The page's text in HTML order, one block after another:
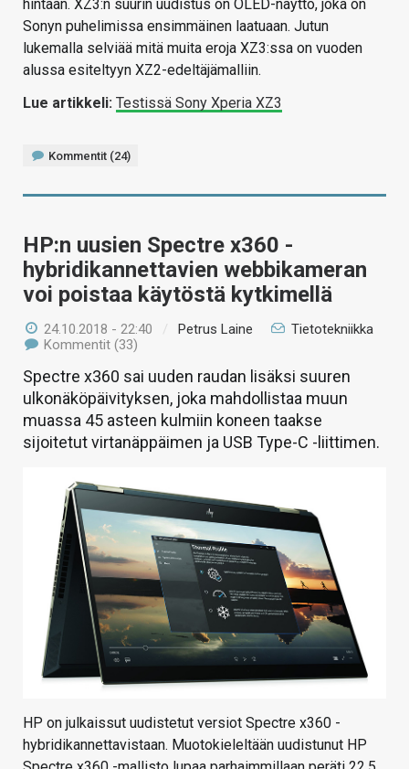
hintaan. XZ3:n suurin uudistus on OLED-näyttö, joka on
Sonyn puhelimissa ensimmäinen laatuaan. Jutun
lukemalla selviää mitä muita eroja XZ3:ssa on vuoden
alussa esiteltyyn XZ2-edeltäjämalliin.
Lue artikkeli: Testissä Sony Xperia XZ3
Kommentit (24)
HP:n uusien Spectre x360 -
hybridikannettavien webbikameran
voi poistaa käytöstä kytkimellä
24.10.2018 - 22:40 / Petrus Laine
Tietotekniikka
Kommentit (33)
Spectre x360 sai uuden raudan lisäksi suuren
ulkonäköpäivityksen, joka mahdollistaa muun
muassa 45 asteen kulmiin koneen taakse
sijoitetut virtanäppäimen ja USB Type-C -liittimen.
HP on julkaissut uudistetut versiot Spectre x360 -
hybridikannettavistaan. Muotokieleltään uudistunut HP